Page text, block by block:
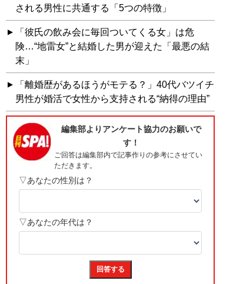
される男性に共通する「5つの特徴」
「彼氏の飲み会に毎回ついてくる女」は危
険…“地雷女”と結婚した男が迎えた「最悪の結
末」
「離婚歴があるほうがモテる？」40代バツイチ
男性が婚活で女性から支持される“納得の理由”